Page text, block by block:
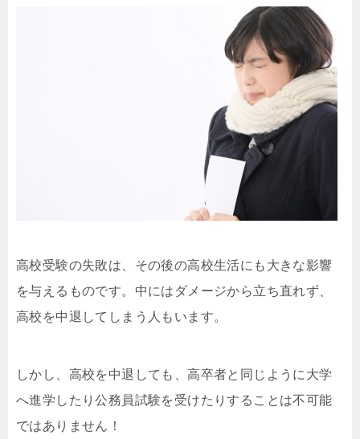
高校受験の失敗は、その後の高校生活にも大きな影響
を与えるものです。中にはダメージから立ち直れず、
高校を中退してしまう人もいます。
しかし、高校を中退しても、高卒者と同じように大学
へ進学したり公務員試験を受けたりすることは不可能
ではありません！